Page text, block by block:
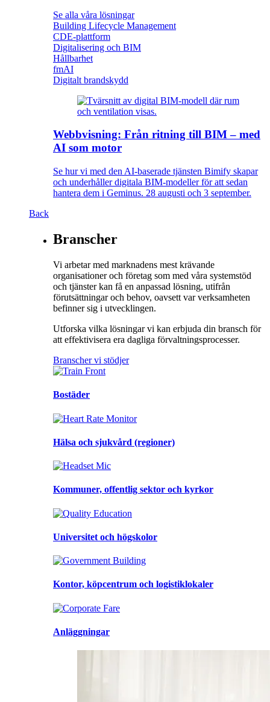
Se alla våra lösningar
Building Lifecycle Management
CDE-plattform
Digitalisering och BIM
Hållbarhet
fmAI
Digitalt brandskydd
Webbvisning: Från ritning till BIM – med
AI som motor
Se hur vi med den AI-baserade tjänsten Bimify skapar
och underhåller digitala BIM-modeller för att sedan
hantera dem i Geminus. 28 augusti och 3 september.
Back
Branscher
Vi arbetar med marknadens mest krävande
organisationer och företag som med våra systemstöd
och tjänster kan få en anpassad lösning, utifrån
förutsättningar och behov, oavsett var verksamheten
befinner sig i utvecklingen.
Utforska vilka lösningar vi kan erbjuda din bransch för
att effektivisera era dagliga förvaltningsprocesser.
Branscher vi stödjer
Bostäder
Hälsa och sjukvård (regioner)
Kommuner, offentlig sektor och kyrkor
Universitet och högskolor
Kontor, köpcentrum och logistiklokaler
Anläggningar